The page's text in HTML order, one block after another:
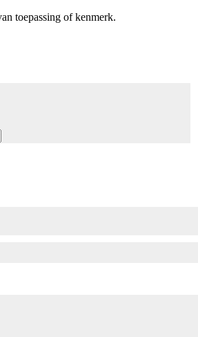
toepassing of kenmerk.